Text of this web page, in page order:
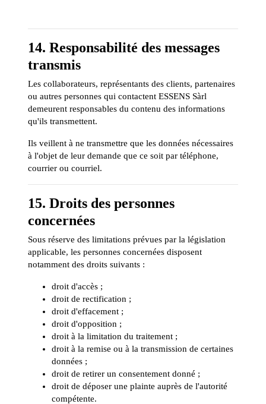
14. Responsabilité des messages
transmis
Les collaborateurs, représentants des clients, partenaires
ou autres personnes qui contactent ESSENS Sàrl
demeurent responsables du contenu des informations
qu'ils transmettent.
Ils veillent à ne transmettre que les données nécessaires
à l'objet de leur demande que ce soit par téléphone,
courrier ou courriel.
15. Droits des personnes
concernées
Sous réserve des limitations prévues par la législation
applicable, les personnes concernées disposent
notamment des droits suivants :
droit d'accès ;
droit de rectification ;
droit d'effacement ;
droit d'opposition ;
droit à la limitation du traitement ;
droit à la remise ou à la transmission de certaines
données ;
droit de retirer un consentement donné ;
droit de déposer une plainte auprès de l'autorité
compétente.